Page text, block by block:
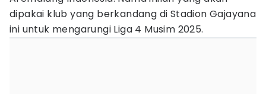
dipakai klub yang berkandang di Stadion Gajayana
ini untuk mengarungi Liga 4 Musim 2025.